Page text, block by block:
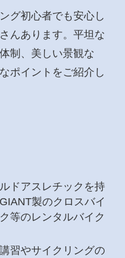
グ初心者でも安心し
んあります。平坦な
制、美しい景観な
ポイントをご紹介し
ドアスレチックを持
製のクロスバイ
等のレンタルバイク
習やサイクリングの